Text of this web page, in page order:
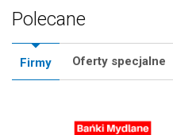
Polecane
Firmy Oferty specjalne